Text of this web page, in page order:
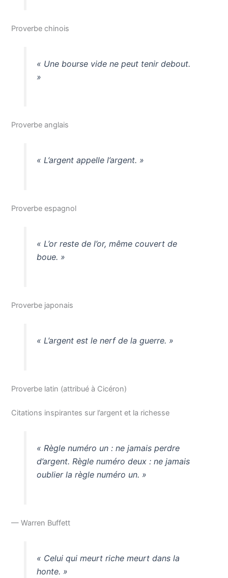
Proverbe chinois
« Une bourse vide ne peut tenir debout.
»
Proverbe anglais
« L’argent appelle l’argent. »
Proverbe espagnol
« L’or reste de l’or, même couvert de
boue. »
Proverbe japonais
« L’argent est le nerf de la guerre. »
Proverbe latin (attribué à Cicéron)
Citations inspirantes sur l’argent et la richesse
« Règle numéro un : ne jamais perdre
d’argent. Règle numéro deux : ne jamais
oublier la règle numéro un. »
— Warren Buffett
« Celui qui meurt riche meurt dans la
honte. »